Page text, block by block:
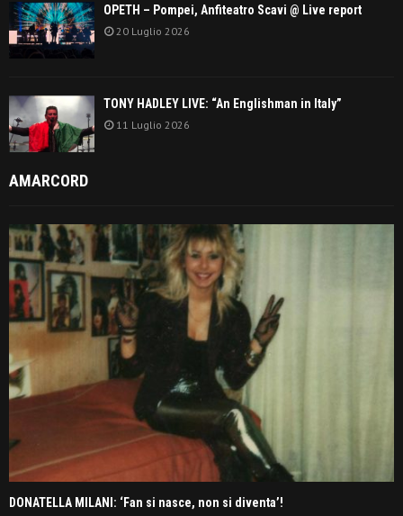
OPETH – Pompei, Anfiteatro Scavi @ Live report
20 Luglio 2026
TONY HADLEY LIVE: “An Englishman in Italy”
11 Luglio 2026
AMARCORD
DONATELLA MILANI: ‘Fan si nasce, non si diventa’!